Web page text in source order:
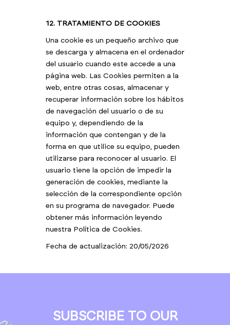
12. TRATAMIENTO DE COOKIES
Una cookie es un pequeño archivo que
se descarga y almacena en el ordenador
del usuario cuando este accede a una
página web. Las Cookies permiten a la
web, entre otras cosas, almacenar y
recuperar información sobre los hábitos
de navegación del usuario o de su
equipo y, dependiendo de la
información que contengan y de la
forma en que utilice su equipo, pueden
utilizarse para reconocer al usuario. El
usuario tiene la opción de impedir la
generación de cookies, mediante la
selección de la correspondiente opción
en su programa de navegador. Puede
obtener más información leyendo
nuestra Política de Cookies.
Fecha de actualización: 20/05/2026
SUBSCRIBE TO OUR